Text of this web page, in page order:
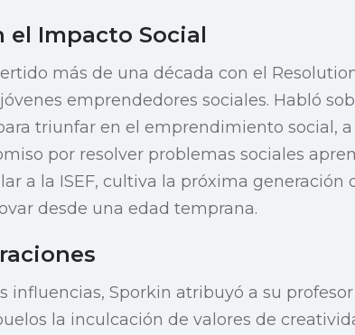
el Impacto Social
más de una década con el
emprendedores sociales. Habló
triunfar en el emprendimiento social,
por resolver problemas sociales
a la ISEF, cultiva la próxima generación
desde una edad temprana.
influencias, Sporkin atribuyó a su
la inculcación de valores de